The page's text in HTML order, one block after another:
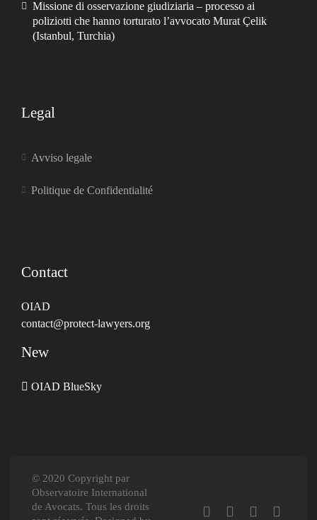
Missione di osservazione giudiziaria – processo ai
poliziotti che hanno torturato l’avvocato Murat Çelik
(Istanbul, Turchia)
Legal
Avviso legale
Politique de Confidentialité
Contact
OIAD
contact@protect-lawyers.org
New
OIAD BlueSky
© 2020 Copyright par
Observatoire International
de Avocats. Tous les droits